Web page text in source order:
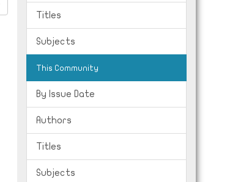
Titles
Subjects
This Community
By Issue Date
Authors
Titles
Subjects